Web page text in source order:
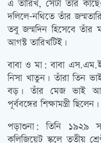
এ তারিখ, সেটা তাঁর
দলিলে-নথিতে তাঁর
তবু জন্মদিন হিসেবে
আগস্ট তারিখটিই।
বাবা ও মা: বাবা
নিসা খাতুন। তাঁরা তিন
বড়। তাঁর মেজ ভাই
পূর্ববঙ্গের শিক্ষামন্ত্রী ছিলেন।
পড়াশুনা: তিনি ১৯২৯
কলিজিয়েট স্কুলে তৃতীয়